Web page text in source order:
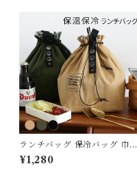
ランチバッグ 保冷バッグ 巾着
巾着バッグ 弁当袋 お弁当 保冷
保温 ランチトート シンプル ア
¥1,280